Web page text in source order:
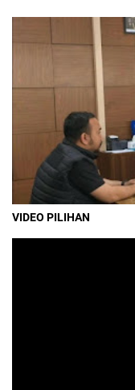
VIDEO PILIHAN